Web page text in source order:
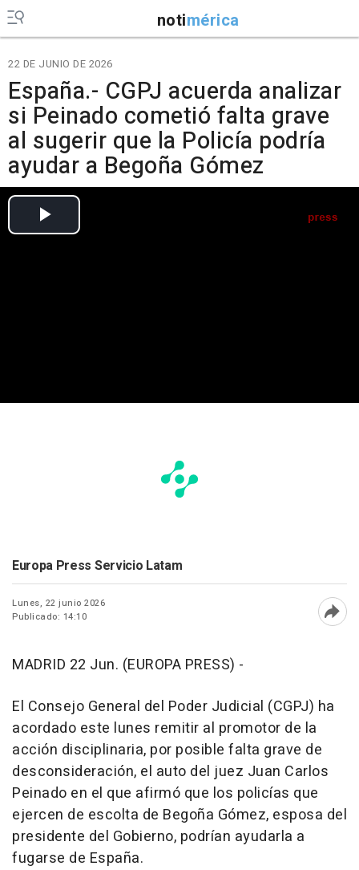
notimérica
22 DE JUNIO DE 2026
España.- CGPJ acuerda analizar
si Peinado cometió falta grave
al sugerir que la Policía podría
ayudar a Begoña Gómez
Europa Press Servicio Latam
Lunes, 22 junio 2026
Publicado: 14:10
MADRID 22 Jun. (EUROPA PRESS) -
El Consejo General del Poder Judicial (CGPJ) ha
acordado este lunes remitir al promotor de la
acción disciplinaria, por posible falta grave de
desconsideración, el auto del juez Juan Carlos
Peinado en el que afirmó que los policías que
ejercen de escolta de Begoña Gómez, esposa del
presidente del Gobierno, podrían ayudarla a
fugarse de España.